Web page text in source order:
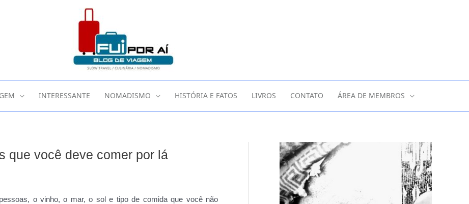
INTERESSANTE NOMADISMO HISTÓRIA E FATOS LIVROS CONTATO ÁREA DE MEMBROS
que você deve comer por lá
o vinho, o mar, o sol e tipo de comida que você não